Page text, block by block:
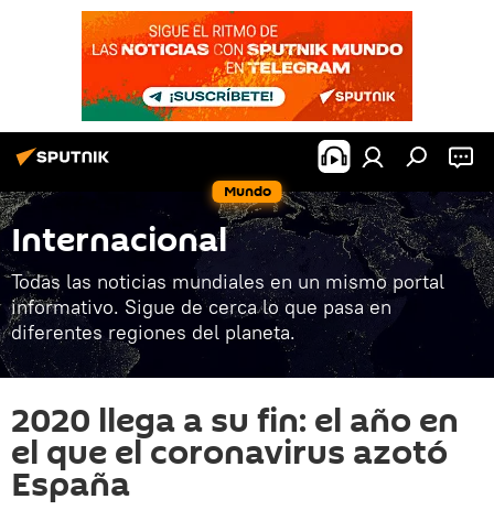
Mundo
Internacional
Todas las noticias mundiales en un mismo portal
informativo. Sigue de cerca lo que pasa en
diferentes regiones del planeta.
2020 llega a su fin: el año en
el que el coronavirus azotó
España